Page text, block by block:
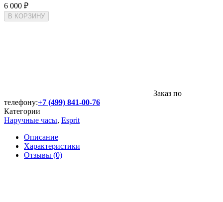
6 000 ₽
В КОРЗИНУ
Заказ по
телефону:+7 (499) 841-00-76
Категории
Наручные часы, Esprit
Описание
Характеристики
Отзывы (0)